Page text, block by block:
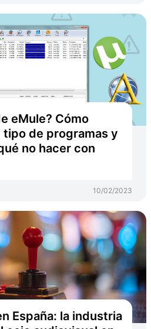
eMule? Cómo
de programas y
no hacer con
10/02/2023
España: la industria